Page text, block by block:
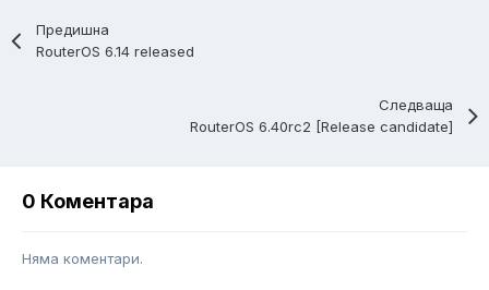
Предишна
RouterOS 6.14 released
Следваща
RouterOS 6.40rc2 [Release candidate]
0 Коментара
Няма коментари.